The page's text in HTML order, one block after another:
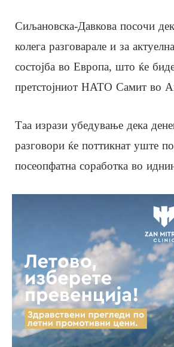
Сиљановска-Давкова посочи
колега разговарале и за
состојба во Европа, што ќе
претстојниот НАТО Самит во
Таа изрази убедување дека
разговори ќе поттикнат уште
посеопфатна соработка во